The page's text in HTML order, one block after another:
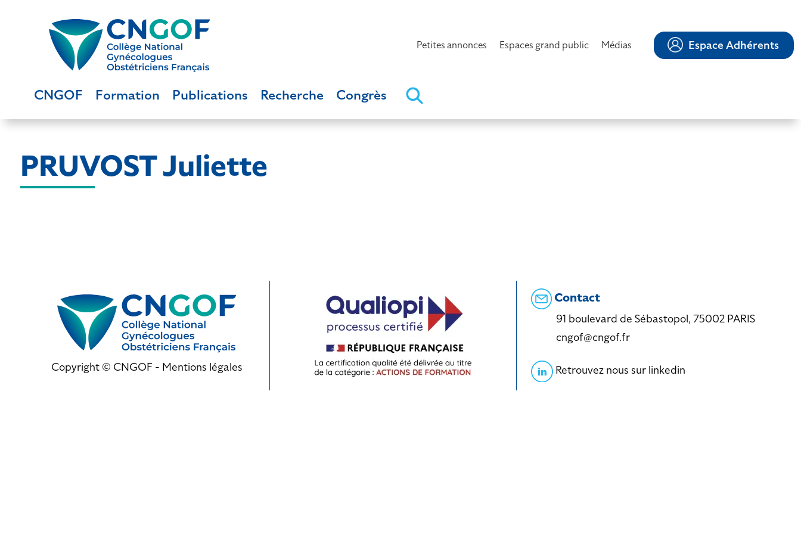
Petites annonces Espaces grand public Médias Espace Adhérents
CNGOF Formation Publications Recherche Congrès
PRUVOST Juliette
Copyright © CNGOF - Mentions légales
Contact
91 boulevard de Sébastopol, 75002 PARIS
cngof@cngof.fr
Retrouvez nous sur linkedin